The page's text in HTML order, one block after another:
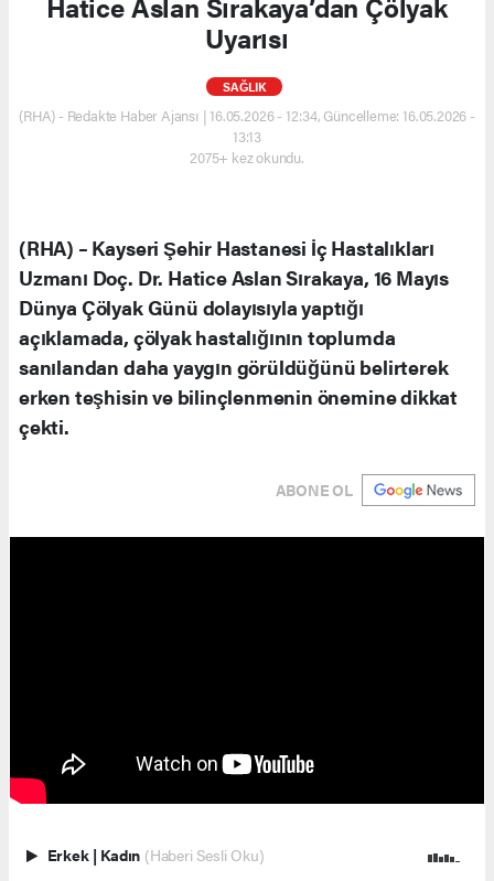
Uyarısı
SAĞLIK
(RHA) - Redakte Haber Ajansı | 16.05.2026 - 12:34, Güncelleme: 16.05.2026 -
13:13
2075+ kez okundu.
(RHA) – Kayseri Şehir Hastanesi İç Hastalıkları
Uzmanı Doç. Dr. Hatice Aslan Sırakaya, 16 Mayıs
Dünya Çölyak Günü dolayısıyla yaptığı
açıklamada, çölyak hastalığının toplumda
sanılandan daha yaygın görüldüğünü belirterek
erken teşhisin ve bilinçlenmenin önemine dikkat
çekti.
ABONE OL
Erkek | Kadın (Haberi Sesli Oku)